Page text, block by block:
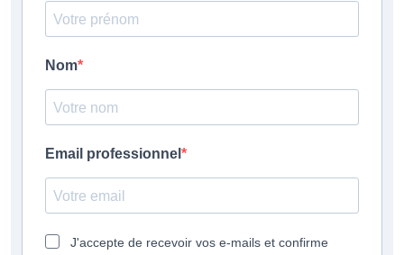
Nom
Email professionnel
J'accepte de recevoir vos e-mails et confirme